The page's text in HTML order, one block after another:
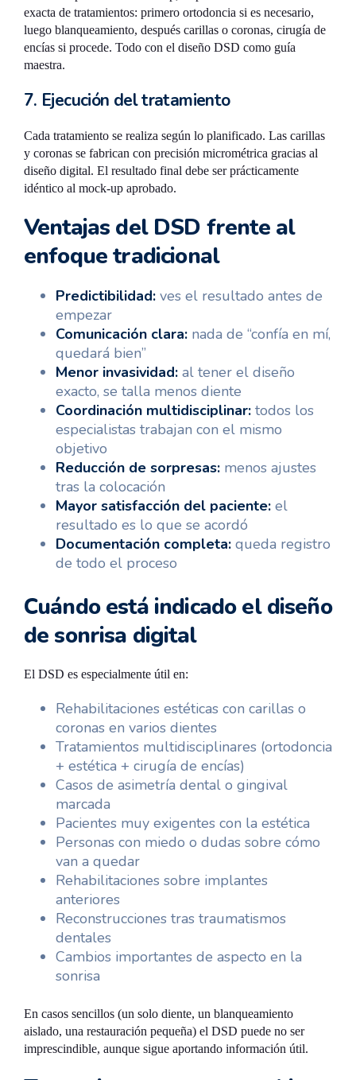
exacta de tratamientos: primero ortodoncia si es necesario,
luego blanqueamiento, después carillas o coronas, cirugía de
encías si procede. Todo con el diseño DSD como guía
maestra.
7. Ejecución del tratamiento
Cada tratamiento se realiza según lo planificado. Las carillas
y coronas se fabrican con precisión micrométrica gracias al
diseño digital. El resultado final debe ser prácticamente
idéntico al mock-up aprobado.
Ventajas del DSD frente al
enfoque tradicional
Predictibilidad: ves el resultado antes de
empezar
Comunicación clara: nada de “confía en mí,
quedará bien”
Menor invasividad: al tener el diseño
exacto, se talla menos diente
Coordinación multidisciplinar: todos los
especialistas trabajan con el mismo
objetivo
Reducción de sorpresas: menos ajustes
tras la colocación
Mayor satisfacción del paciente: el
resultado es lo que se acordó
Documentación completa: queda registro
de todo el proceso
Cuándo está indicado el diseño
de sonrisa digital
El DSD es especialmente útil en:
Rehabilitaciones estéticas con carillas o
coronas en varios dientes
Tratamientos multidisciplinares (ortodoncia
+ estética + cirugía de encías)
Casos de asimetría dental o gingival
marcada
Pacientes muy exigentes con la estética
Personas con miedo o dudas sobre cómo
van a quedar
Rehabilitaciones sobre implantes
anteriores
Reconstrucciones tras traumatismos
dentales
Cambios importantes de aspecto en la
sonrisa
En casos sencillos (un solo diente, un blanqueamiento
aislado, una restauración pequeña) el DSD puede no ser
imprescindible, aunque sigue aportando información útil.